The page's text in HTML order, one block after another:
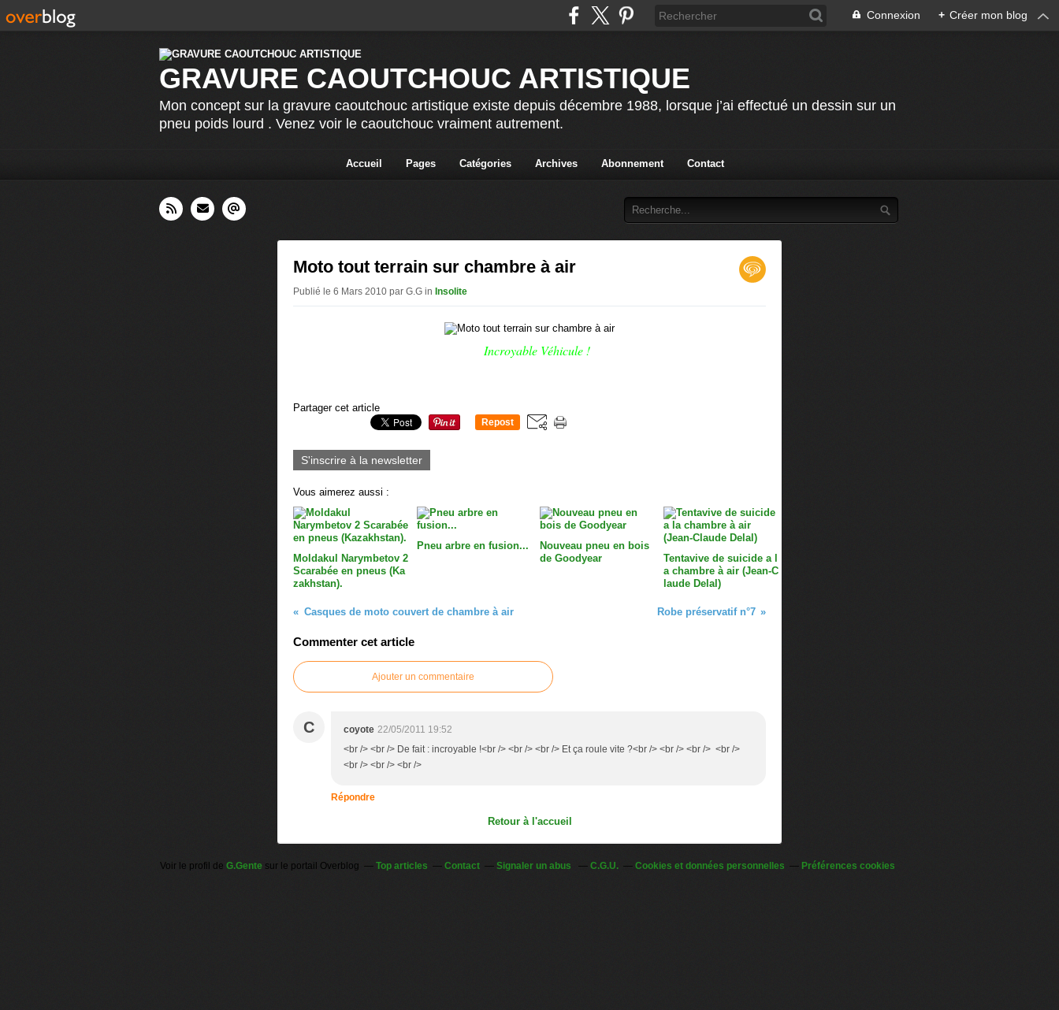
Connexion + Créer mon blog
GRAVURE CAOUTCHOUC ARTISTIQUE
Mon concept sur la gravure caoutchouc artistique existe depuis décembre 1988, lorsque j’ai effectué un dessin sur un
pneu poids lourd . Venez voir le caoutchouc vraiment autrement.
Accueil Pages Catégories Archives Abonnement Contact
Moto tout terrain sur chambre à air
Publié le 6 Mars 2010 par G.G in Insolite
Incroyable Véhicule !
Partager cet article
Repost
S'inscrire à la newsletter
Vous aimerez aussi :
Moldakul Narymbetov 2
Scarabée en pneus (Ka
zakhstan).
Pneu arbre en fusion...
Nouveau pneu en bois
de Goodyear
Tentavive de suicide a l
a chambre à air (Jean-C
laude Delal)
Casques de moto couvert de chambre à air Robe préservatif n°7
Commenter cet article
Ajouter un commentaire
C coyote 22/05/2011 19:52
<br /> <br /> De fait : incroyable !<br /> <br /> <br /> Et ça roule vite ?<br /> <br /> <br /> <br />
<br /> <br /> <br />
Répondre
Retour à l'accueil
Voir le profil de G.Gentesur le portail Overblog Top articles Contact Signaler un abus C.G.U. Cookies et données personnelles Préférences cookies